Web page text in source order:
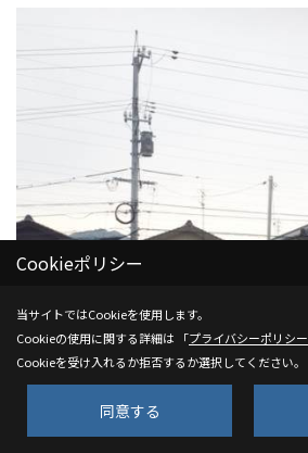
Cookieポリシー
当サイトではCookieを使用します。
Cookieの使用に関する詳細は 「プライバシーポリシー
Cookieを受け入れるか拒否するか選択してください。
同意する